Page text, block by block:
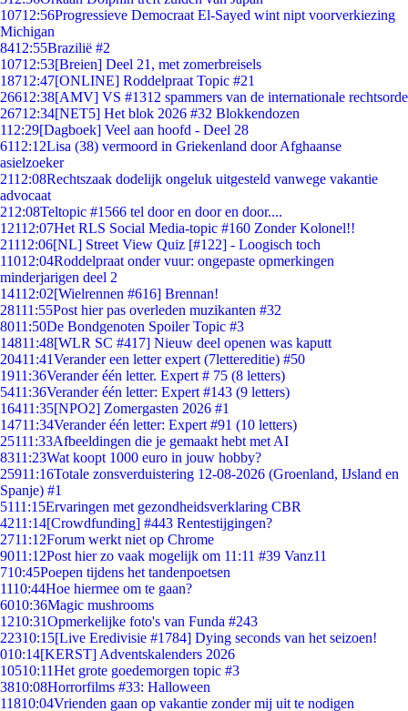
10712:56Progressieve Democraat El-Sayed wint nipt voorverkiezing
Michigan
8412:55Brazilië #2
10712:53[Breien] Deel 21, met zomerbreisels
18712:47[ONLINE] Roddelpraat Topic #21
26612:38[AMV] VS #1312 spammers van de internationale rechtsorde
26712:34[NET5] Het blok 2026 #32 Blokkendozen
112:29[Dagboek] Veel aan hoofd - Deel 28
6112:12Lisa (38) vermoord in Griekenland door Afghaanse
asielzoeker
2112:08Rechtszaak dodelijk ongeluk uitgesteld vanwege vakantie
advocaat
212:08Teltopic #1566 tel door en door en door....
12112:07Het RLS Social Media-topic #160 Zonder Kolonel!!
21112:06[NL] Street View Quiz [#122] - Loogisch toch
11012:04Roddelpraat onder vuur: ongepaste opmerkingen
minderjarigen deel 2
14112:02[Wielrennen #616] Brennan!
28111:55Post hier pas overleden muzikanten #32
8011:50De Bondgenoten Spoiler Topic #3
14811:48[WLR SC #417] Nieuw deel openen was kaputt
20411:41Verander een letter expert (7lettereditie) #50
1911:36Verander één letter. Expert # 75 (8 letters)
5411:36Verander één letter: Expert #143 (9 letters)
16411:35[NPO2] Zomergasten 2026 #1
14711:34Verander één letter: Expert #91 (10 letters)
25111:33Afbeeldingen die je gemaakt hebt met AI
8311:23Wat koopt 1000 euro in jouw hobby?
25911:16Totale zonsverduistering 12-08-2026 (Groenland, IJsland en
Spanje) #1
5111:15Ervaringen met gezondheidsverklaring CBR
4211:14[Crowdfunding] #443 Rentestijgingen?
2711:12Forum werkt niet op Chrome
9011:12Post hier zo vaak mogelijk om 11:11 #39 Vanz11
710:45Poepen tijdens het tandenpoetsen
1110:44Hoe hiermee om te gaan?
6010:36Magic mushrooms
1210:31Opmerkelijke foto's van Funda #243
22310:15[Live Eredivisie #1784] Dying seconds van het seizoen!
010:14[KERST] Adventskalenders 2026
10510:11Het grote goedemorgen topic #3
3810:08Horrorfilms #33: Halloween
11810:04Vrienden gaan op vakantie zonder mij uit te nodigen